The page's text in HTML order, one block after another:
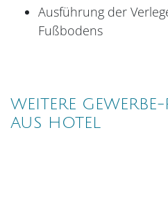
Ausführung der
Fußbodens
WEITERE GEWERBE-
AUS HOTEL